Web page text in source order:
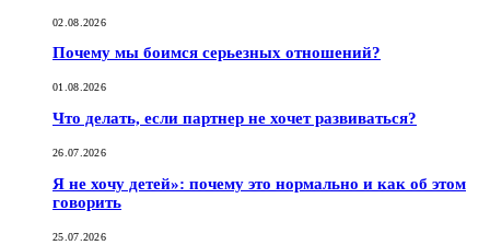
02.08.2026
Почему мы боимся серьезных отношений?
01.08.2026
Что делать, если партнер не хочет развиваться?
26.07.2026
Я не хочу детей»: почему это нормально и как об этом
говорить
25.07.2026